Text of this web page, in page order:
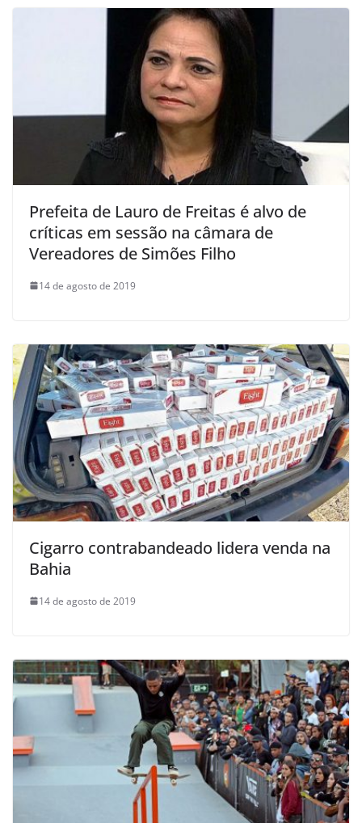
Prefeita de Lauro de Freitas é alvo de
críticas em sessão na câmara de
Vereadores de Simões Filho
14 de agosto de 2019
Cigarro contrabandeado lidera venda na
Bahia
14 de agosto de 2019